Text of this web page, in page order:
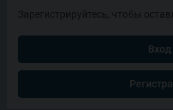
Зарегистрируйтесь, чтобы
Вход